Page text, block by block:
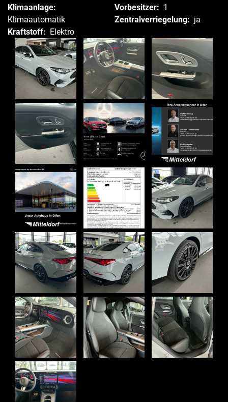
Klimaanlage:
Klimaautomatik
Kraftstoff: Elektro
Vorbesitzer: 1
Zentralverriegelung: ja